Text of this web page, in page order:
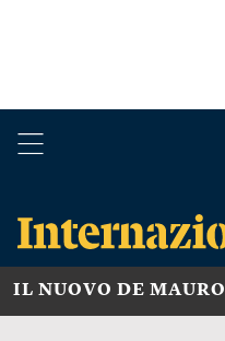
IL NUOVO DE MAURO